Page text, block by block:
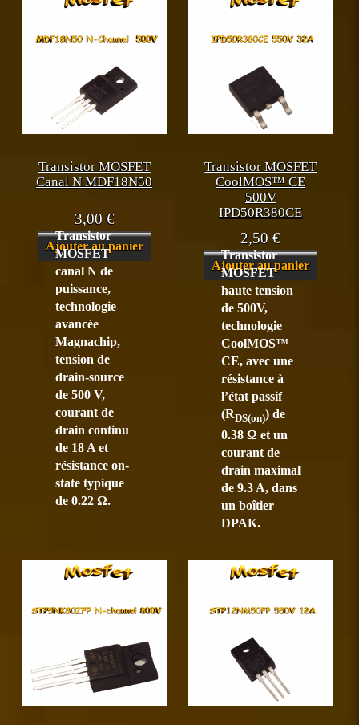
Transistor MOSFET
Canal N MDF18N50
3,00€
Ajouter au panier
Transistor
MOSFET
canal N de
puissance,
technologie
avancée
Magnachip,
tension de
drain-source
de 500 V,
courant de
drain continu
de 18 A et
résistance on-
state typique
de 0.22 Ω.
Transistor MOSFET
CoolMOS™ CE
500V
IPD50R380CE
2,50€
Ajouter au panier
Transistor
MOSFET
haute tension
de 500V,
technologie
CoolMOS™
CE, avec une
résistance à
l’état passif
(RDS(on)) de
0.38 Ω et un
courant de
drain maximal
de 9.3 A, dans
un boîtier
DPAK.